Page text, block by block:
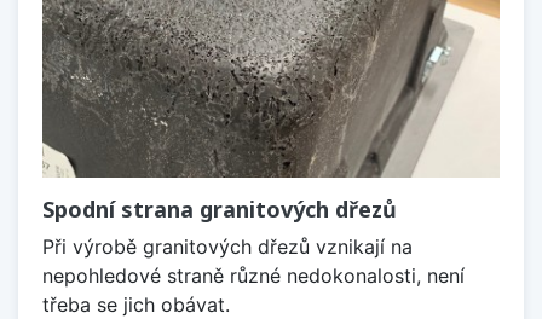
Spodní strana granitových dřezů
Při výrobě granitových dřezů vznikají na
nepohledové straně různé nedokonalosti, není
třeba se jich obávat.